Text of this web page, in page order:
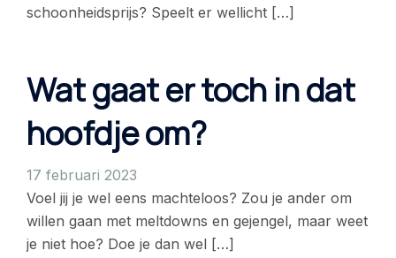
schoonheidsprijs? Speelt er wellicht […]
Wat gaat er toch in dat
hoofdje om?
17 februari 2023
Voel jij je wel eens machteloos? Zou je ander om
willen gaan met meltdowns en gejengel, maar weet
je niet hoe? Doe je dan wel […]